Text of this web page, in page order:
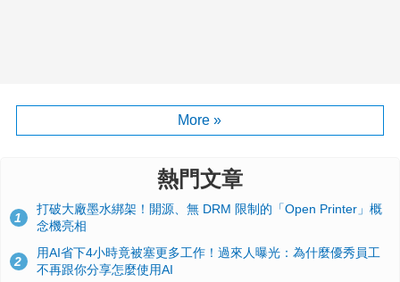
More »
熱門文章
1
打破大廠墨水綁架！開源、無 DRM 限制的「Open Printer」概
念機亮相
2
用AI省下4小時竟被塞更多工作！過來人曝光：為什麼優秀員工
不再跟你分享怎麼使用AI